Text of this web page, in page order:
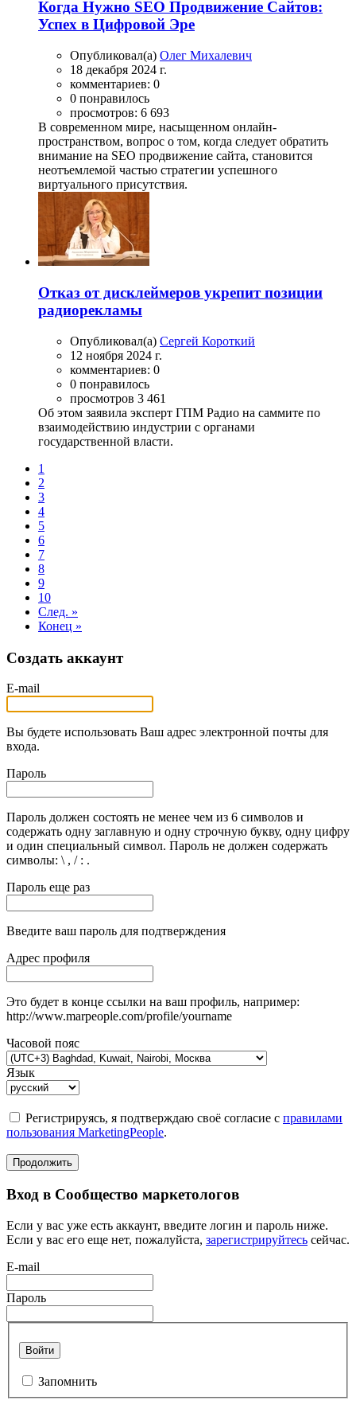
Когда Нужно SEO Продвижение Сайтов:
Успех в Цифровой Эре
Опубликовал(а) Олег Михалевич
18 декабря 2024 г.
комментариев: 0
0 понравилось
просмотров: 6 693
В современном мире, насыщенном онлайн-
пространством, вопрос о том, когда следует обратить
внимание на SEO продвижение сайта, становится
неотъемлемой частью стратегии успешного
виртуального присутствия.
Отказ от дисклеймеров укрепит позиции
радиорекламы
Опубликовал(а) Сергей Короткий
12 ноября 2024 г.
комментариев: 0
0 понравилось
просмотров 3 461
Об этом заявила эксперт ГПМ Радио на саммите по
взаимодействию индустрии с органами
государственной власти.
1
2
3
4
5
6
7
8
9
10
След. »
Конец »
Создать аккаунт
E-mail
Вы будете использовать Ваш адрес электронной почты для
входа.
Пароль
Пароль должен состоять не менее чем из 6 символов и
содержать одну заглавную и одну строчную букву, одну цифру
и один специальный символ. Пароль не должен содержать
символы: \ , / : .
Пароль еще раз
Введите ваш пароль для подтверждения
Адрес профиля
Это будет в конце ссылки на ваш профиль, например:
http://www.marpeople.com/profile/yourname
Часовой пояс
Язык
Регистрируясь, я подтверждаю своё согласие с правилами
пользования MarketingPeople.
Продолжить
Вход в Сообщество маркетологов
Если у вас уже есть аккаунт, введите логин и пароль ниже.
Если у вас его еще нет, пожалуйста, зарегистрируйтесь сейчас.
E-mail
Пароль
Войти
Запомнить